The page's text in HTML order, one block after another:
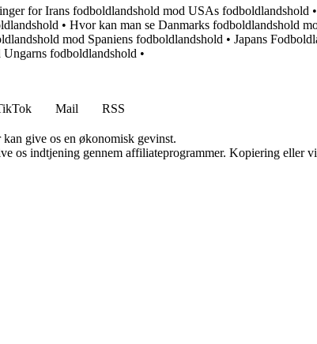
for Irans fodboldlandshold mod USAs fodboldlandshold •
• Hvor kan man se Danmarks fodboldlandshold
mod Spaniens fodboldlandshold • Japans
fodboldlandshold •
Mail
RSS
give os en økonomisk gevinst.
os indtjening gennem affiliateprogrammer. Kopiering eller